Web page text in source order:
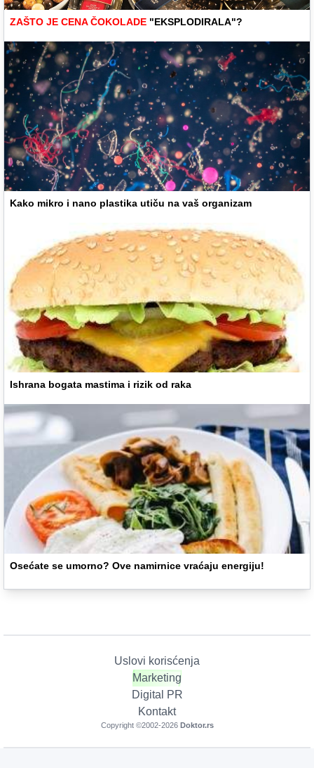
ZAŠTO JE CENA ČOKOLADE "EKSPLODIRALA"?
Kako mikro i nano plastika utiču na vaš organizam
Ishrana bogata mastima i rizik od raka
Osećate se umorno? Ove namirnice vraćaju energiju!
Uslovi korisćenja
Marketing
Digital PR
Kontakt
Copyright ©2002-2026 Doktor.rs